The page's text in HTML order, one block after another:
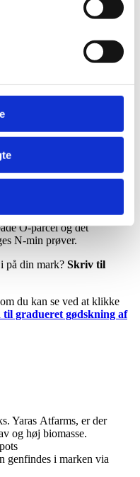
af efterafgrøden om
opgøre en
bruge dette til at vurdere
imellem det opgjorte
kvælstof til den
en vårsædsafgrøde, alene på
I løbet af vækstsæsonen
O-parcel og det
N-min prøver.
på din mark? Skriv til
du kan se ved at klikke
gradueret gødskning af
Yaras Atfarms, er der
og høj biomasse.
genfindes i marken via